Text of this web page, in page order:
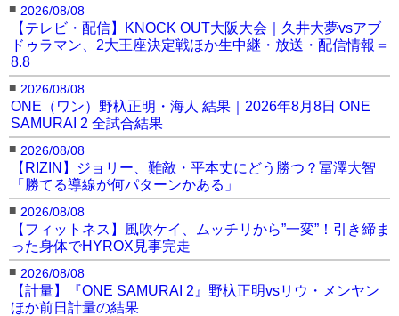
■ 2026/08/08
【テレビ・配信】KNOCK OUT大阪大会｜久井大夢vsアブ
ドゥラマン、2大王座決定戦ほか生中継・放送・配信情報＝
8.8
■ 2026/08/08
ONE（ワン）野杁正明・海人 結果｜2026年8月8日 ONE
SAMURAI 2 全試合結果
■ 2026/08/08
【RIZIN】ジョリー、難敵・平本丈にどう勝つ？冨澤大智
「勝てる導線が何パターンかある」
■ 2026/08/08
【フィットネス】風吹ケイ、ムッチリから”一変”！引き締ま
った身体でHYROX見事完走
■ 2026/08/08
【計量】『ONE SAMURAI 2』野杁正明vsリウ・メンヤン
ほか前日計量の結果